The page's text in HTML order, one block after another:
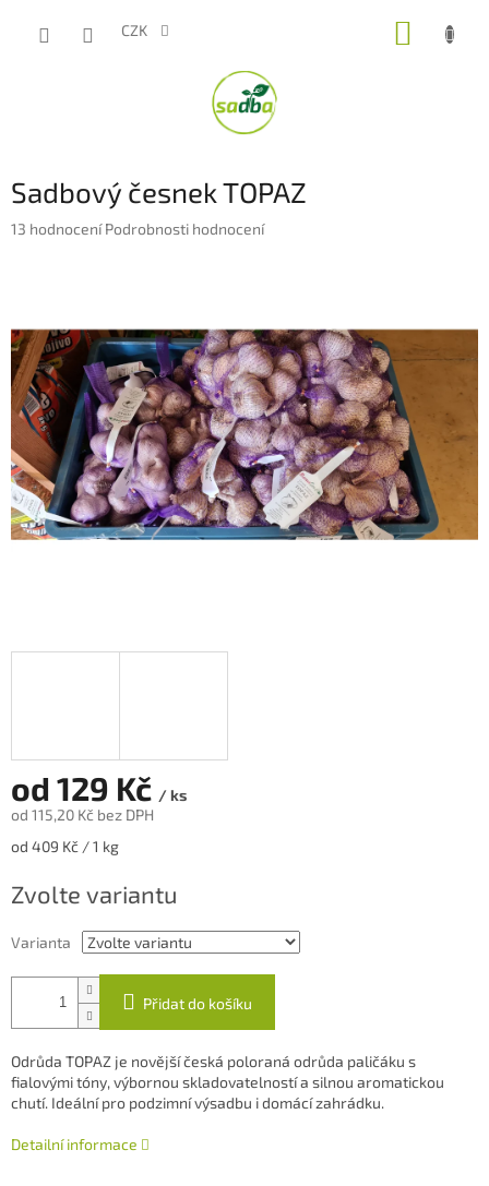
CZK
Sadbový česnek TOPAZ
Průměrné
z
5
hvězdiček.
13 hodnocení Podrobnosti hodnocení
od 129 Kč / ks
od 115,20 Kč bez DPH
Měrná
od 409 Kč / 1 kg
Zvolte variantu
Varianta
Přidat do košíku
Odrůda TOPAZ je novější česká poloraná odrůda paličáku s
fialovými tóny, výbornou skladovatelností a silnou aromatickou
chutí. Ideální pro podzimní výsadbu i domácí zahrádku.
Detailní informace